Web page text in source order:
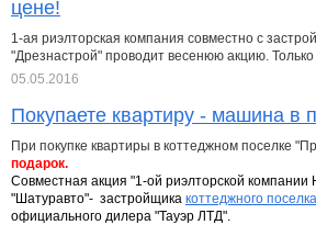
цене!
1-ая риэлторская компания совместно с
"Дрезнастрой" проводит весенюю акцию. Только
05.05.2016
Покупаете квартиру - машина в
При покупке квартиры в коттеджном поселке
подарок.
Совместная акция "1-ой риэлторской
"Шатуравто"- застройщика коттеджного
официального дилера "Тауэр ЛТД".